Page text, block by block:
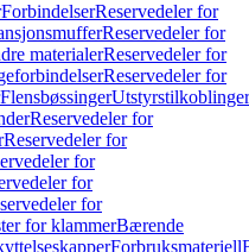
ForbindelserReservedeler for
Reservedeler for
materialerReservedeler for
Reservedeler for
FlensbøssingerUtstyrstilkoblinger
Reservedeler for
Reservedeler for
for
for
for
for klammerBærende
Forbruksmateriell